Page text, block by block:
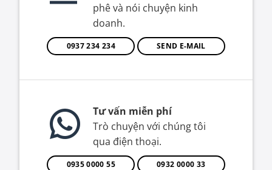
phê và nói chuyện kinh
doanh.
0937 234 234 SEND E-MAIL
Tư vấn miễn phí
Trò chuyện với chúng tôi
qua điện thoại.
0935 0000 55 0932 0000 33